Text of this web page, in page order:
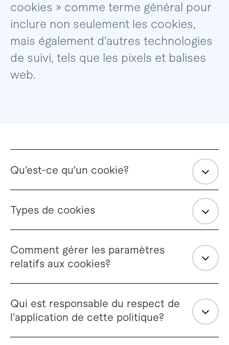
cookies » comme terme général pour
inclure non seulement les cookies,
mais également d’autres technologies
de suivi, tels que les pixels et balises
web.
Qu’est-ce qu’un cookie?
Types de cookies
Comment gérer les paramètres
relatifs aux cookies?
Qui est responsable du respect de
l’application de cette politique?